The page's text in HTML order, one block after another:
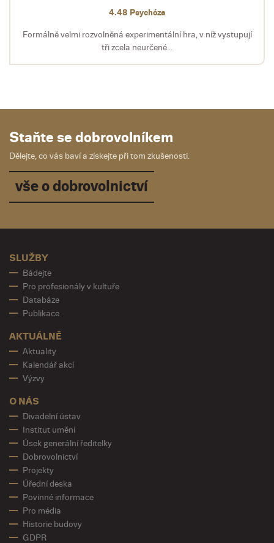
4.48 Psychóza
Formálně velmi rozvolněná experimentální hra, v níž vystupují
tři zcela neurčené...
Staňte se dobrovolníkem
Dělejte, co vás baví a získejte při tom zkušenosti.
vše o dobrovolnictví
SLUŽBY
Bádejte
Pro profesionály v kultuře
Databáze
Publikace
AKTUÁLNĚ
Aktuality
Kalendář akcí
Výzvy
O NÁS
Divadelní ústav
Institut umění
Úsek generální ředitelky
Dobrovolnictví
Projekty
Úřední deska
Povinné informace
Pro média
Historie budovy
GDPR